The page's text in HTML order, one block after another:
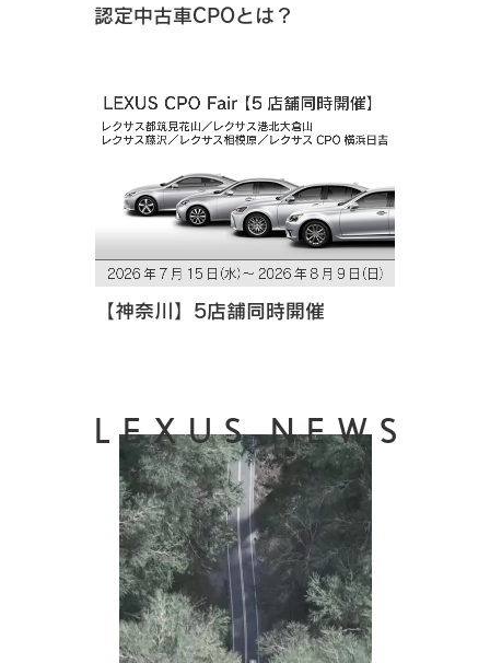
認定中古車CPOとは？
【神奈川】5店舗同時開催
LEXUS NEWS